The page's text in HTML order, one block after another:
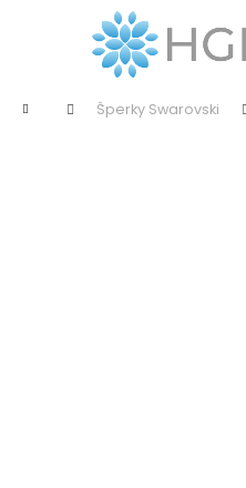
Domů Šperky Swarovski
Zpět
obchodu
Zpět
obchodu